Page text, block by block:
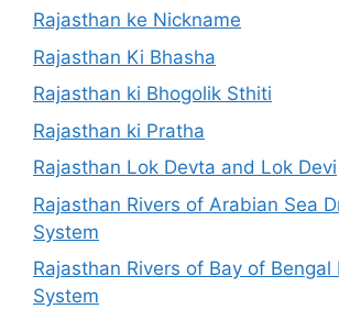
Rajasthan ke Nickname
Rajasthan Ki Bhasha
Rajasthan ki Bhogolik Sthiti
Rajasthan ki Pratha
Rajasthan Lok Devta and Lok Devi
Rajasthan Rivers of Arabian Sea
System
Rajasthan Rivers of Bay of Bengal
System